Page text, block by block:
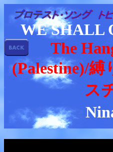
WE SHALL
The
(Palestine)/縛
ス